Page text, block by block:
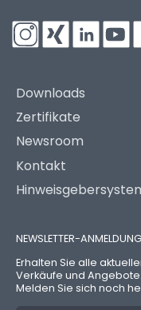
Downloads
Zertifikate
Newsroom
Kontakt
NEWSLETTER-ANMELDUNG
Erhalten Sie alle
Verkäufe und Angebote.
Melden Sie sich noch